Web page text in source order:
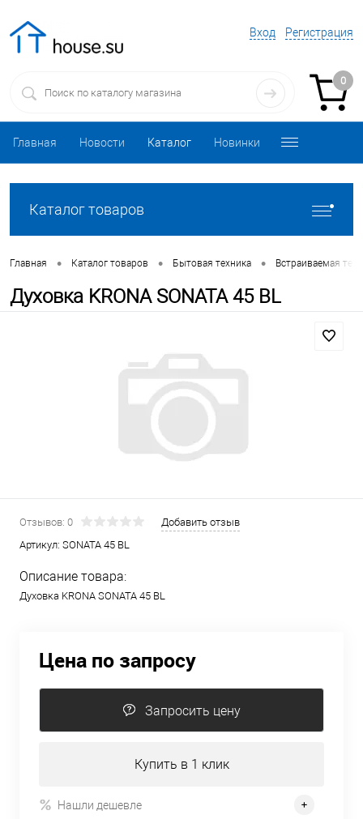
Вход Регистрация
0
Главная Новости Каталог Новинки
Каталог товаров
Главная • Каталог товаров • Бытовая техника • Встраиваемая
Духовка KRONA SONATA 45 BL
Отзывов: 0
Добавить отзыв
Артикул: SONATA 45 BL
Описание товара:
Духовка KRONA SONATA 45 BL
Цена по запросу
Запросить цену
Купить в 1 клик
Нашли дешевле